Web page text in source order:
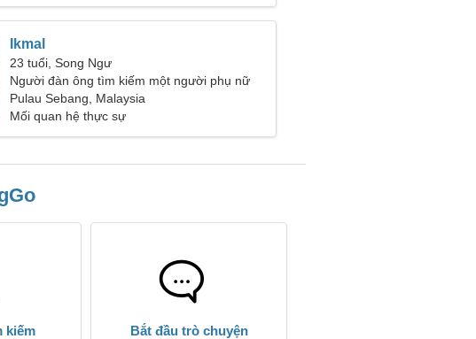
Ikmal
23 tuổi, Song Ngư
Người đàn ông tìm kiếm một người phụ nữ
24-29
Pulau Sebang, Malaysia
Mối quan hệ thực sự
kiếm Bắt đầu trò chuyện